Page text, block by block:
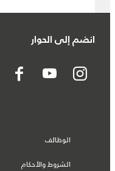
انضم إلى الحوار
الوظائف
الشروط والأحكام